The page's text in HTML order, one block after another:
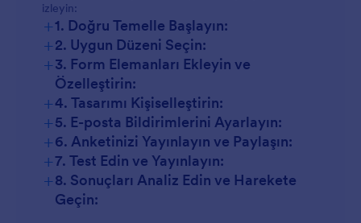
izleyin:
+1. Doğru Temelle Başlayın:
+2. Uygun Düzeni Seçin:
+3. Form Elemanları Ekleyin ve
Özelleştirin:
+4. Tasarımı Kişiselleştirin:
+5. E-posta Bildirimlerini Ayarlayın:
+6. Anketinizi Yayınlayın ve Paylaşın:
+7. Test Edin ve Yayınlayın:
+8. Sonuçları Analiz Edin ve Harekete
Geçin: